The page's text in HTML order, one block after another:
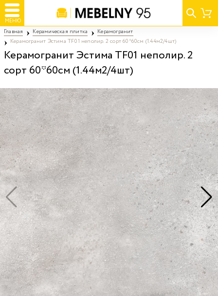
МЕНЮ
Главная Керамическая плитка
Керамогранит
Керамогранит Эстима TF01 неполир. 2 сорт 60*60см (1.44м2/4шт)
Керамогранит Эстима TF01 неполир. 2
сорт 60*60см (1.44м2/4шт)